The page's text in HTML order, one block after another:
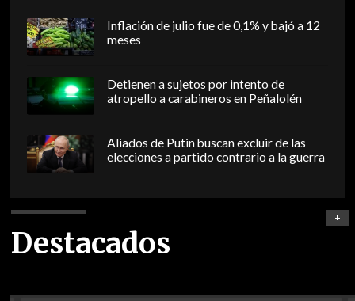
Inflación de julio fue de 0,1% y bajó a 12
meses
Detienen a sujetos por intento de
atropello a carabineros en Peñalolén
Aliados de Putin buscan excluir de las
elecciones a partido contrario a la guerra
Destacados
+